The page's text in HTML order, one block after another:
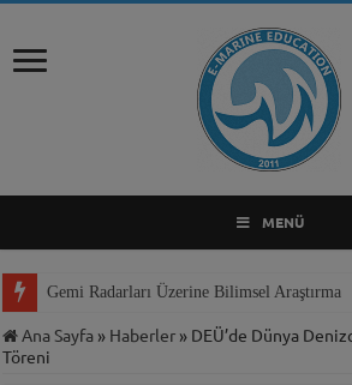
MENÜ
Gemi Radarları Üzerine Bilimsel Araştırma
Ana Sayfa » Haberler » DEÜ’de Dünya
Töreni